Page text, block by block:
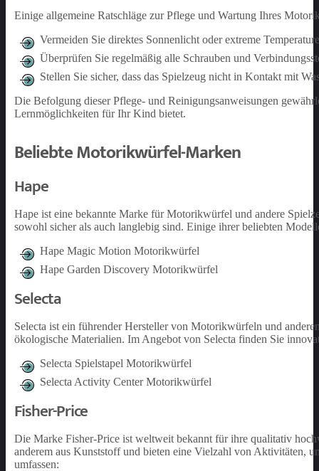
Einige allgemeine Ratschläge zur Pflege und Wartung Ihres
Vermeiden Sie direktes Sonnenlicht oder extreme
Überprüfen Sie regelmäßig alle Schrauben und
Stellen Sie sicher, dass das Spielzeug nicht in Kontakt mit
Die Befolgung dieser Pflege- und Reinigungsanweisungen
Lernmöglichkeiten für Ihr Kind bietet.
Beliebte Motorikwürfel-Marken
Hape
Hape ist eine bekannte Marke für Motorikwürfel und andere
sowohl sicher als auch langlebig sind. Einige ihrer beliebten
Hape Magic Motion Motorikwürfel
Hape Garden Discovery Motorikwürfel
Selecta
Selecta ist ein führender Hersteller von Motorikwürfeln und
ökologische Materialien. Im Angebot von Selecta finden Sie
Selecta Spielstapel Motorikwürfel
Selecta Activity Center Motorikwürfel
Fisher-Price
Die Marke Fisher-Price ist weltweit bekannt für ihre qualitativ
anderem aus Kunststoff und bieten eine Vielzahl von Aktivitäten,
umfassen: